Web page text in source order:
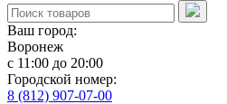
Ваш город:
Воронеж
с 11:00 до 20:00
Городской номер:
8 (812) 907-07-00